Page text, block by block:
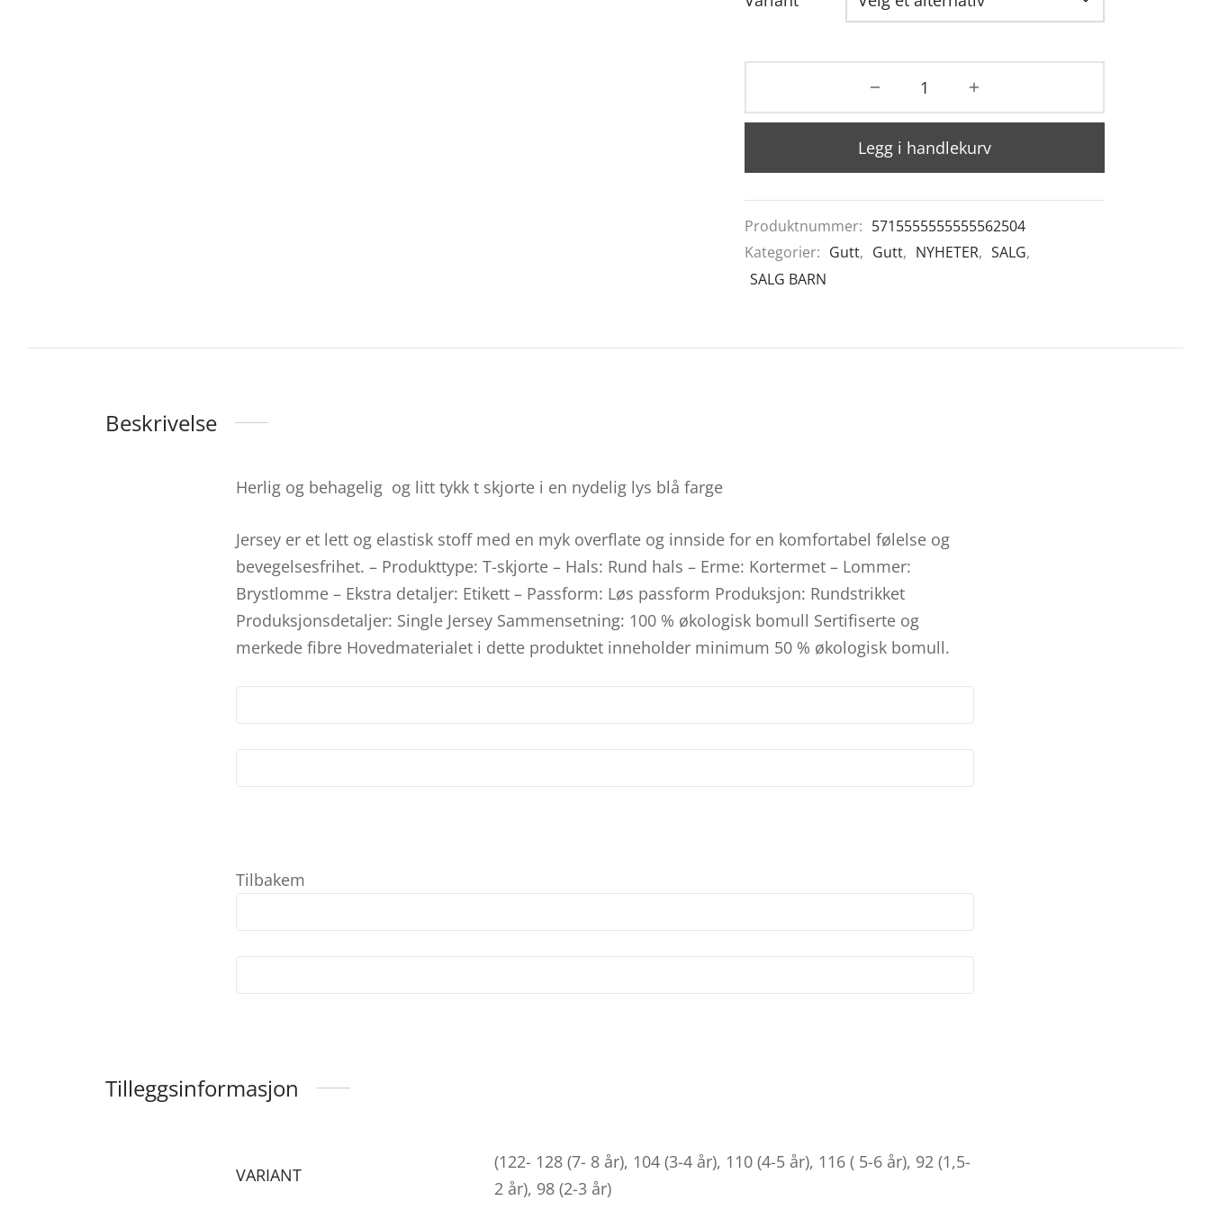
Legg i handlekurv
Produktnummer: 5715555555555562504
Kategorier: Gutt, Gutt, NYHETER, SALG,
SALG BARN
Beskrivelse
Herlig og behagelig og litt tykk t skjorte i en nydelig lys blå farge
Jersey er et lett og elastisk stoff med en myk overflate og innside for en komfortabel følelse og
bevegelsesfrihet. – Produkttype: T-skjorte – Hals: Rund hals – Erme: Kortermet – Lommer:
Brystlomme – Ekstra detaljer: Etikett – Passform: Løs passform Produksjon: Rundstrikket
Produksjonsdetaljer: Single Jersey Sammensetning: 100 % økologisk bomull Sertifiserte og
merkede fibre Hovedmaterialet i dette produktet inneholder minimum 50 % økologisk bomull.
Tilbakem
Tilleggsinformasjon
VARIANT
(122- 128 (7- 8 år), 104 (3-4 år), 110 (4-5 år), 116 ( 5-6 år), 92 (1,5-
2 år), 98 (2-3 år)